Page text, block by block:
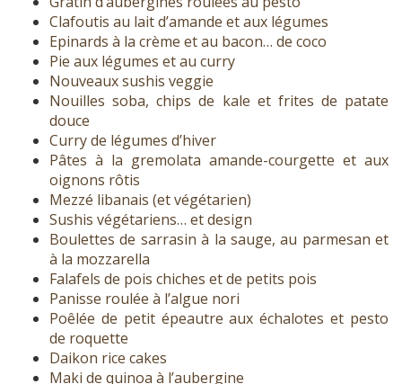
Clafoutis au lait d’amande et aux légumes
Epinards à la crème et au bacon… de coco
Pie aux légumes et au curry
Nouveaux sushis veggie
Nouilles soba, chips de kale et frites de patate
douce
Curry de légumes d’hiver
Pâtes à la gremolata amande-courgette et aux
oignons rôtis
Mezzé libanais (et végétarien)
Sushis végétariens… et design
Boulettes de sarrasin à la sauge, au parmesan et
à la mozzarella
Falafels de pois chiches et de petits pois
Panisse roulée à l’algue nori
Poêlée de petit épeautre aux échalotes et pesto
de roquette
Daikon rice cakes
Maki de quinoa à l’aubergine